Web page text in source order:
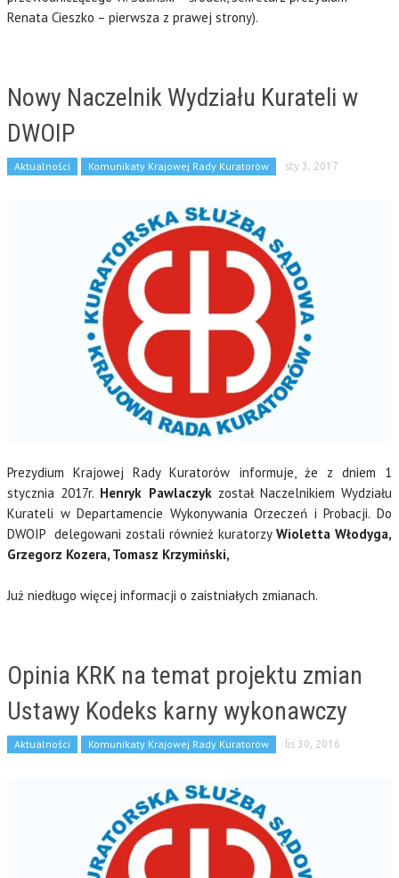
Renata Cieszko – pierwsza z prawej strony).
Nowy Naczelnik Wydziału Kurateli w
DWOIP
Aktualności Komunikaty Krajowej Rady Kuratorów sty 3, 2017
Prezydium Krajowej Rady Kuratorów informuje, że z dniem 1
stycznia 2017r. Henryk Pawlaczyk został Naczelnikiem Wydziału
Kurateli w Departamencie Wykonywania Orzeczeń i Probacji. Do
DWOIP delegowani zostali również kuratorzy Wioletta Włodyga,
Grzegorz Kozera, Tomasz Krzymiński,
Już niedługo więcej informacji o zaistniałych zmianach.
Opinia KRK na temat projektu zmian
Ustawy Kodeks karny wykonawczy
Aktualności Komunikaty Krajowej Rady Kuratorów lis 30, 2016